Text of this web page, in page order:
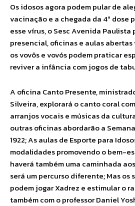
Os idosos agora podem pular de
vacinação e a chegada da 4ª dose
esse vírus, o Sesc Avenida Paulista
presencial, oficinas e aulas
os vovôs e vovós podem praticar
reviver a infância com jogos de
A oficina Canto Presente,
Silveira, explorará o canto coral
arranjos vocais e músicas da
outras oficinas abordarão a
1922; As aulas de Esporte para
modalidades promovendo o bem-
haverá também uma caminhada
será um percurso diferente; Mas os
podem jogar Xadrez e estimular o
também com o professor Daniel